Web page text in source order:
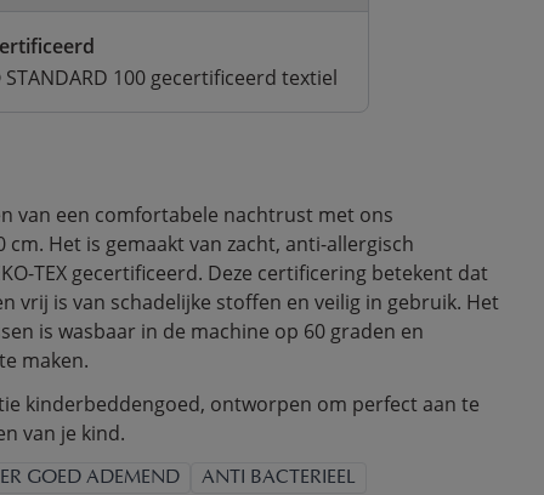
STANDARD 100 gecertificeerd textiel
van een comfortabele nachtrust met ons
cm. Het is gemaakt van zacht, anti-allergisch
TEX gecertificeerd. Deze certificering betekent dat
vrij is van schadelijke stoffen en veilig in gebruik. Het
is wasbaar in de machine op 60 graden en
maken.
kinderbeddengoed, ontworpen om perfect aan te
van je kind.
GOED ADEMEND ANTI BACTERIEEL